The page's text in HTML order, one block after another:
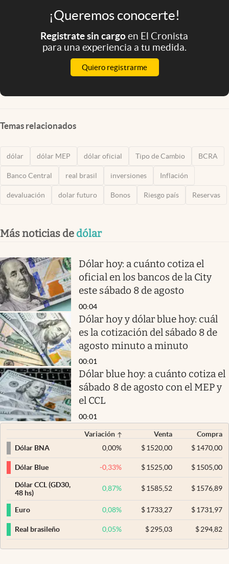
¡Queremos conocerte!
Registrate sin cargoen El Cronista
para una experiencia a tu medida.
Quiero registrarme
Temas relacionados
dólar dólar MEP dólar oficial Tipo de Cambio BCRA
Banco Central real brasil inversiones Inflación
devaluación dolar futuro Bonos Riesgo país Reservas
Más noticias de dólar
Dólar hoy: a cuánto cotiza el
oficial en los bancos de la City
este sábado 8 de agosto
00:04
Dólar hoy y dólar blue hoy: cuál
es la cotización del sábado 8 de
agosto minuto a minuto
00:01
Dólar blue hoy: a cuánto cotiza el
sábado 8 de agosto con el MEP y
el CCL
00:01
Variación Venta
Compra
Dólar BNA
0,00% $ 1520,00 $1470,00
Dólar Blue -0,33% $ 1525,00 $1505,00
Dólar CCL (GD30,
48 hs)
0,87% $ 1585,52 $1576,89
Euro 0,08% $ 1733,27 $1731,97
Real brasileño 0,05% $ 295,03 $294,82